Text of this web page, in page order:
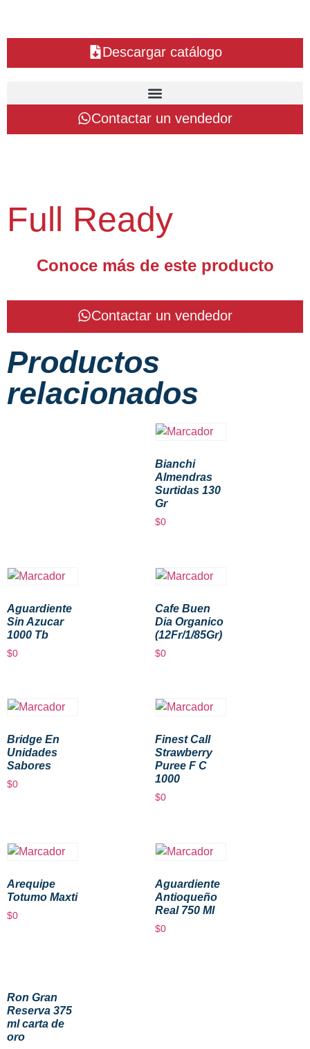
Descargar catálogo
Contactar un vendedor
Full Ready
Conoce más de este producto
Contactar un vendedor
Productos
relacionados
Bianchi
Almendras
Surtidas 130
Gr
$0
Aguardiente
Sin Azucar
1000 Tb
$0
Cafe Buen
Dia Organico
(12Fr/1/85Gr)
$0
Bridge En
Unidades
Sabores
$0
Finest Call
Strawberry
Puree F C
1000
$0
Arequipe
Totumo Maxti
$0
Aguardiente
Antioqueño
Real 750 Ml
$0
Ron Gran
Reserva 375
ml carta de
oro